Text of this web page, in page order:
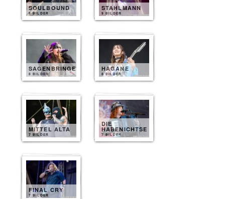
SOULBOUND
9 BILDER
STAHLMANN
9 BILDER
SAGENBRINGER
8 BILDER
HAGANE
8 BILDER
MITTEL ALTA
7 BILDER
DIE
HABENICHTSE
7 BILDER
FINAL CRY
7 BILDER